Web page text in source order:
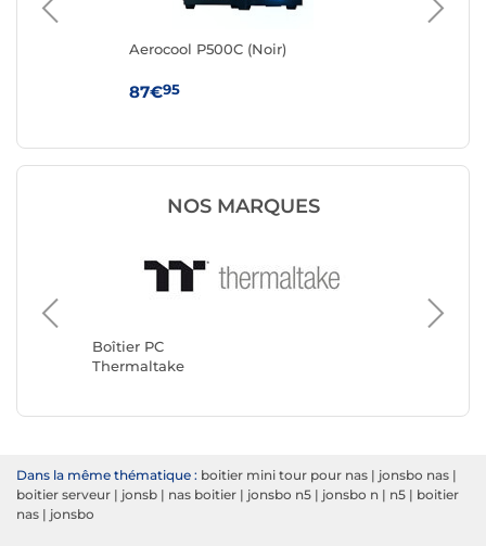
Aerocool P500C (Noir)
87€95
NOS MARQUES
Boîtier PC
Thermaltake
Boîtier
Corsair
Dans la même thématique : boitier mini tour pour nas | jonsbo nas |
boitier serveur | jonsb | nas boitier | jonsbo n5 | jonsbo n | n5 | boitier
nas | jonsbo